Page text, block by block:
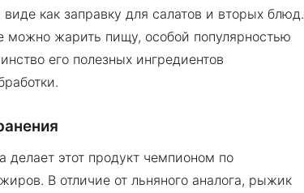
как заправку для салатов и вторых блюд.
жарить пищу, особой популярностью
его полезных ингредиентов
делает этот продукт чемпионом по
В отличие от льняного аналога, рыжик